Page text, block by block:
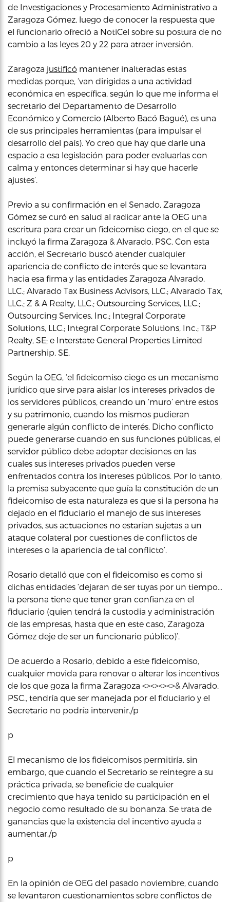
de Investigaciones y Procesamiento Administrativo a
Zaragoza Gómez, luego de conocer la respuesta que
el funcionario ofreció a NotiCel sobre su postura de no
cambio a las leyes 20 y 22 para atraer inversión.
Zaragoza justificó mantener inalteradas estas
medidas porque, ‘van dirigidas a una actividad
económica en específica, según lo que me informa el
secretario del Departamento de Desarrollo
Económico y Comercio (Alberto Bacó Bagué), es una
de sus principales herramientas (para impulsar el
desarrollo del país). Yo creo que hay que darle una
espacio a esa legislación para poder evaluarlas con
calma y entonces determinar si hay que hacerle
ajustes’.
Previo a su confirmación en el Senado, Zaragoza
Gómez se curó en salud al radicar ante la OEG una
escritura para crear un fideicomiso ciego, en el que se
incluyó la firma Zaragoza & Alvarado, PSC. Con esta
acción, el Secretario buscó atender cualquier
apariencia de conflicto de interés que se levantara
hacia esa firma y las entidades Zaragoza Alvarado,
LLC.; Alvarado Tax Business Advisors, LLC.; Alvarado Tax,
LLC.; Z & A Realty, LLC.; Outsourcing Services, LLC.;
Outsourcing Services, Inc.; Integral Corporate
Solutions, LLC.; Integral Corporate Solutions, Inc.; T&P
Realty, SE; e Interstate General Properties Limited
Partnership, SE.
Según la OEG, ‘el fideicomiso ciego es un mecanismo
jurídico que sirve para aislar los intereses privados de
los servidores públicos, creando un ‘muro’ entre estos
y su patrimonio, cuando los mismos pudieran
generarle algún conflicto de interés. Dicho conflicto
puede generarse cuando en sus funciones públicas, el
servidor público debe adoptar decisiones en las
cuales sus intereses privados pueden verse
enfrentados contra los intereses públicos. Por lo tanto,
la premisa subyacente que guía la constitución de un
fideicomiso de esta naturaleza es que si la persona ha
dejado en el fiduciario el manejo de sus intereses
privados, sus actuaciones no estarían sujetas a un
ataque colateral por cuestiones de conflictos de
intereses o la apariencia de tal conflicto’.
Rosario detalló que con el fideicomiso es como si
dichas entidades ‘dejaran de ser tuyas por un tiempo…
la persona tiene que tener gran confianza en el
fiduciario (quien tendrá la custodia y administración
de las empresas, hasta que en este caso, Zaragoza
Gómez deje de ser un funcionario público)’.
De acuerdo a Rosario, debido a este fideicomiso,
cualquier movida para renovar o alterar los incentivos
de los que goza la firma Zaragoza <><><><>& Alvarado,
PSC., tendría que ser manejada por el fiduciario y el
Secretario no podría intervenir./p
p
El mecanismo de los fideicomisos permitiría, sin
embargo, que cuando el Secretario se reintegre a su
práctica privada, se beneficie de cualquier
crecimiento que haya tenido su participación en el
negocio como resultado de su bonanza. Se trata de
ganancias que la existencia del incentivo ayuda a
aumentar./p
p
En la opinión de OEG del pasado noviembre, cuando
se levantaron cuestionamientos sobre conflictos de